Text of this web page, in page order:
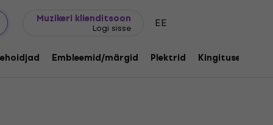
Muzikeri klienditsoon
Logi sisse EE
Embleemid/märgid Plektrid Kingitused